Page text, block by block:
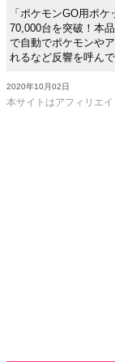
「ポケモンGO用ポ
70,000台を突破！本
で自動でポケモンや
れるなど反響を呼んで
2020年10月02日
本サイトはアフィリエイ